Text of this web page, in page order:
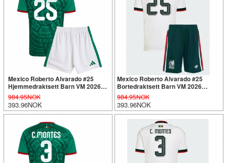
Mexico Roberto Alvarado #25
Hjemmedraktsett Barn VM 2026
Kortermet (+ Korte bukser)
984.95NOK
393.96NOK
Mexico Roberto Alvarado #25
Bortedraktsett Barn VM 2026
Kortermet (+ Korte bukser)
984.95NOK
393.96NOK